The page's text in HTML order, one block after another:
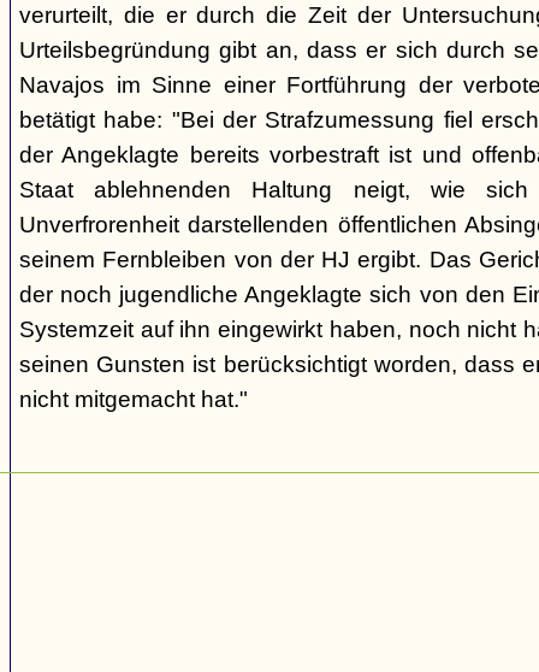
verurteilt, die er durch die Zeit der
Urteilsbegründung gibt an, dass er sich durch
Navajos im Sinne einer Fortführung der
betätigt habe: "Bei der Strafzumessung fiel
der Angeklagte bereits vorbestraft ist und
Staat ablehnenden Haltung neigt, wie
Unverfrorenheit darstellenden öffentlichen
seinem Fernbleiben von der HJ ergibt. Das
der noch jugendliche Angeklagte sich von den
Systemzeit auf ihn eingewirkt haben, noch nicht
seinen Gunsten ist berücksichtigt worden, dass
nicht mitgemacht hat."